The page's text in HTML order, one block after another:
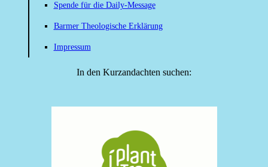
Spende für die Daily-Message
Barmer Theologische Erklärung
Impressum
In den Kurzandachten suchen: